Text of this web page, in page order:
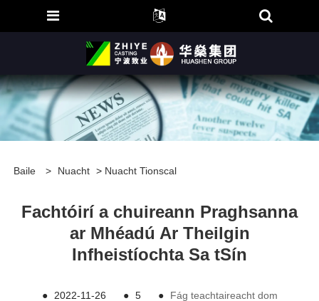
Baile > Nuacht > Nuacht Tionscal
Fachtóirí a chuireann Praghsanna
ar Mhéadú Ar Theilgin
Infheistíochta Sa tSín
● 2022-11-26 ● 5 ● Fág teachtaireacht dom